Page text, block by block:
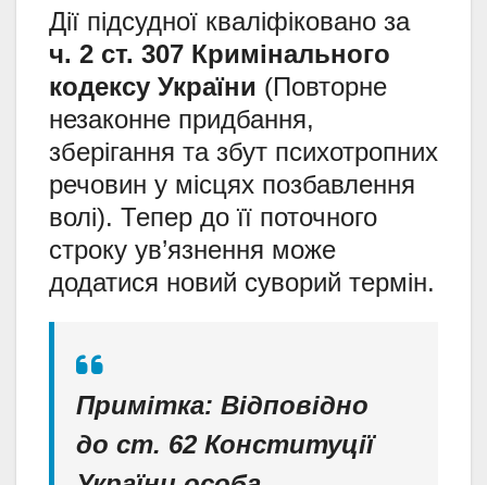
Дії підсудної кваліфіковано за
ч. 2 ст. 307 Кримінального
кодексу України (Повторне
незаконне придбання,
зберігання та збут психотропних
речовин у місцях позбавлення
волі). Тепер до її поточного
строку ув’язнення може
додатися новий суворий термін.
Примітка: Відповідно
до ст. 62 Конституції